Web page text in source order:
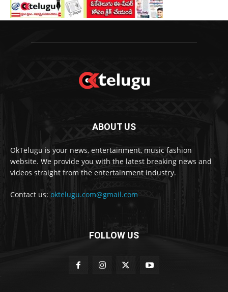
ABOUT US
OkTelugu is your news, entertainment, music fashion
website. We provide you with the latest breaking news and
videos straight from the entertainment industry.
Contact us: oktelugu.com@gmail.com
FOLLOW US